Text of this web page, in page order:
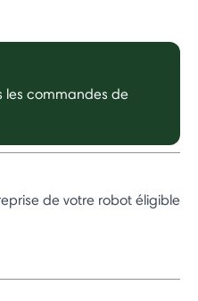
les commandes de
de votre robot éligible